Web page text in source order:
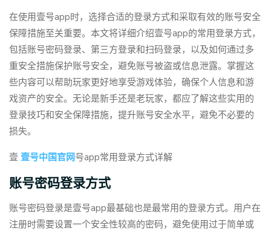
在使用壹号app时，选择合适的登录方式和采取有效的账号安全
保障措施至关重要。本文将详细介绍壹号app的常用登录方式，
包括账号密码登录、第三方登录和扫码登录，以及如何通过多
重安全措施保护账号安全，避免账号被盗或信息泄露。掌握这
些内容可以帮助玩家更好地享受游戏体验，确保个人信息和游
戏资产的安全。无论是新手还是老玩家，都应了解这些实用的
登录技巧和安全保障措施，提升账号安全水平，避免不必要的
损失。
壹 壹号中国官网号app常用登录方式详解
账号密码登录方式
账号密码登录是壹号app最基础也是最常用的登录方式。用户在
注册时需要设置一个安全性较高的密码，避免使用过于简单或